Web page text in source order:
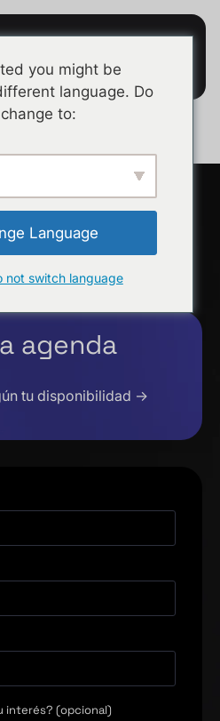
hablar con uno de
horas.
agenda
tu disponibilidad →
interés? (opcional)
you might be
language. Do
to:
Language
not switch language